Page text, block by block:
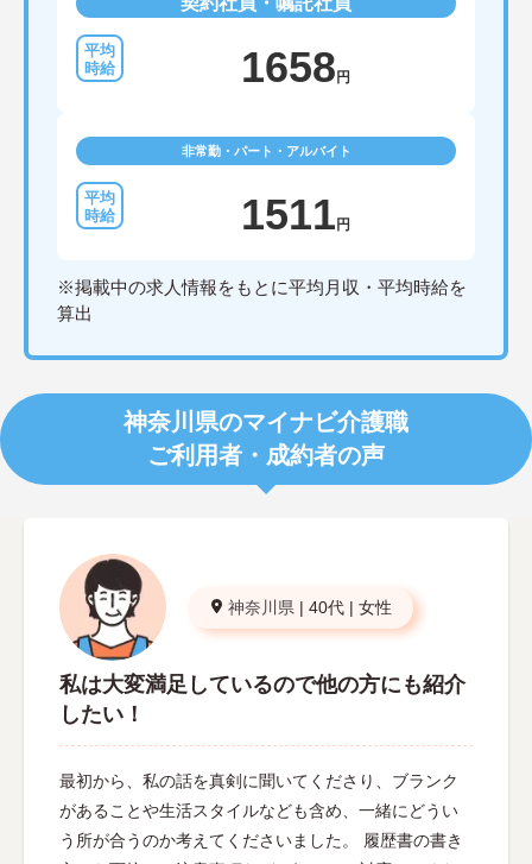
1658 円
非常勤・パート・アルバイト
1511 円
※掲載中の求人情報をもとに平均月収・平均時給を
算出
神奈川県のマイナビ介護職
ご利用者・成約者の声
神奈川県 | 40代 | 女性
私は大変満足しているので他の方にも紹介
したい！
最初から、私の話を真剣に聞いてくださり、ブランク
があることや生活スタイルなども含め、一緒にどうい
う所が合うのか考えてくださいました。 履歴書の書き